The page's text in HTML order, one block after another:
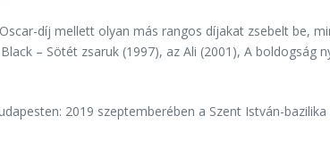
díj mellett olyan más rangos díjakat zsebelt be,
– Sötét zsaruk (1997), az Ali (2001), A boldogság
2019 szeptemberében a Szent István-